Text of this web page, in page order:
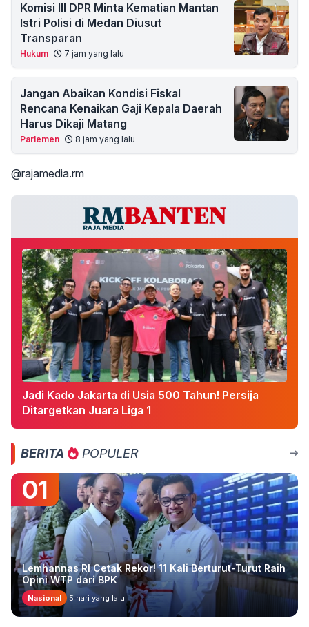
Komisi III DPR Minta Kematian Mantan
Istri Polisi di Medan Diusut
Transparan
Hukum 7 jam yang lalu
Jangan Abaikan Kondisi Fiskal
Rencana Kenaikan Gaji Kepala Daerah
Harus Dikaji Matang
Parlemen 8 jam yang lalu
@rajamedia.rm
Jadi Kado Jakarta di Usia 500 Tahun! Persija
Ditargetkan Juara Liga 1
BERITA POPULER
01
Lemhannas RI Cetak Rekor! 11 Kali Berturut-Turut Raih
Opini WTP dari BPK
Nasional 5 hari yang lalu